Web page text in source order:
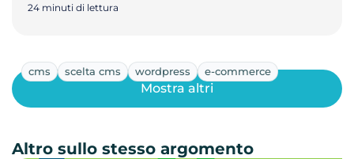
24 minuti di lettura
cms scelta cms wordpress e-commerce
Mostra altri
Altro sullo stesso argomento